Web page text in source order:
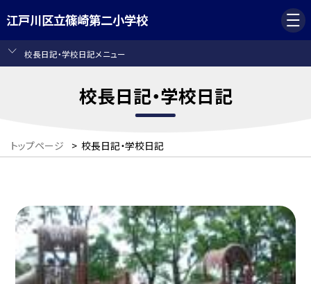
江戸川区立篠崎第二小学校
校長日記・学校日記メニュー
校長日記・学校日記
トップページ > 校長日記・学校日記